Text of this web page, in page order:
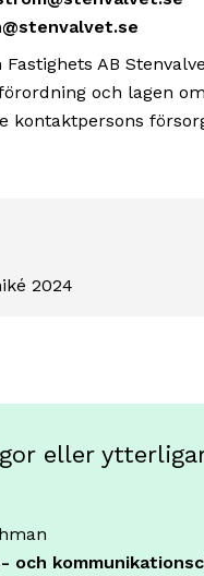
AB
och lagen
kontaktpersons
2024
eller
och